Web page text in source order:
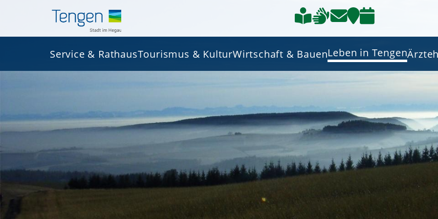
Service & RathausTourismus & KulturWirtschaft & BauenLeben in Tengen